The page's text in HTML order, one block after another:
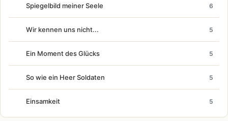
Spiegelbild meiner Seele 6
Wir kennen uns nicht... 5
Ein Moment des Glücks 5
So wie ein Heer Soldaten 5
Einsamkeit 5